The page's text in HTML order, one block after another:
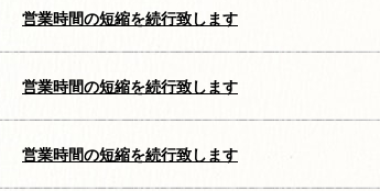
営業時間の短縮を続行致します
営業時間の短縮を続行致します
営業時間の短縮を続行致します